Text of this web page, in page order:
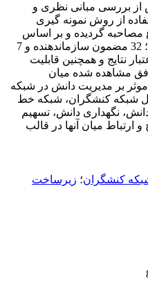
بررسی مبانی نظری و
از روش نمونه گیری
موضوع مصاحبه گردیده و بر اساس
آنها ضمن شناسایی 99 مضمون پایه؛ 32 مضمون سازماندهنده و 7
نتایج و همچنین قابلیت
مشاهده شده میان
بر مدیریت دانش در شبکه
شبکه کنشگران، شبکه خط
نگهداری دانش، تسهیم
ارتباط میان آنها در قالب
کنشگران؛ زیرساخت